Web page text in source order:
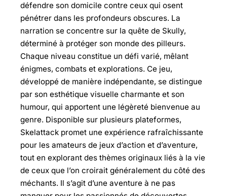
défendre son domicile contre ceux qui osent
pénétrer dans les profondeurs obscures. La
narration se concentre sur la quête de Skully,
déterminé à protéger son monde des pilleurs.
Chaque niveau constitue un défi varié, mêlant
énigmes, combats et explorations. Ce jeu,
développé de manière indépendante, se distingue
par son esthétique visuelle charmante et son
humour, qui apportent une légèreté bienvenue au
genre. Disponible sur plusieurs plateformes,
Skelattack promet une expérience rafraîchissante
pour les amateurs de jeux d’action et d’aventure,
tout en explorant des thèmes originaux liés à la vie
de ceux que l’on croirait généralement du côté des
méchants. Il s’agit d’une aventure à ne pas